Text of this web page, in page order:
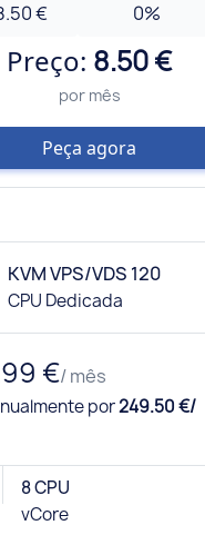
€
0%
Preço: 8.50 €
por mês
Peça agora
KVM VPS/VDS 120
CPU Dedicada
€/ mês
por249.50 €/
8 CPU
vCore